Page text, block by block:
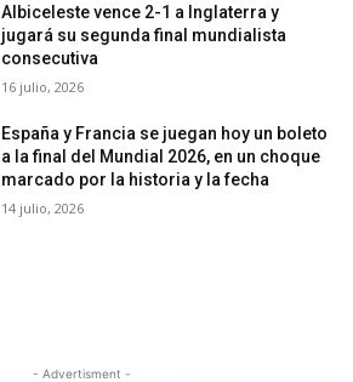
Albiceleste vence 2-1 a Inglaterra y
jugará su segunda final mundialista
consecutiva
16 julio, 2026
España y Francia se juegan hoy un boleto
a la final del Mundial 2026, en un choque
marcado por la historia y la fecha
14 julio, 2026
- Advertisment -